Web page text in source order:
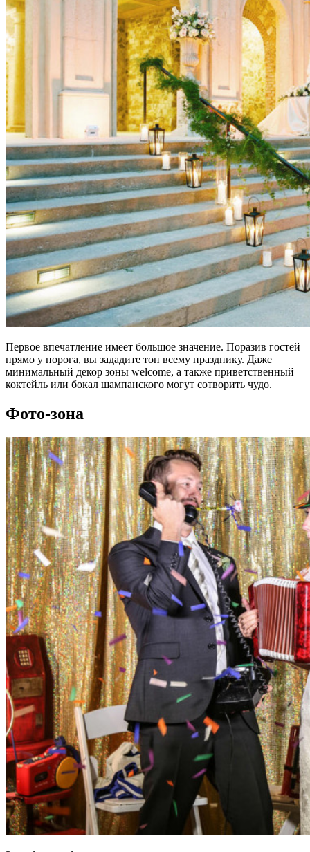
Первое впечатление имеет большое значение. Поразив гостей
прямо у порога, вы зададите тон всему празднику. Даже
минимальный декор зоны welcome, а также приветственный
коктейль или бокал шампанского могут сотворить чудо.
Фото-зона